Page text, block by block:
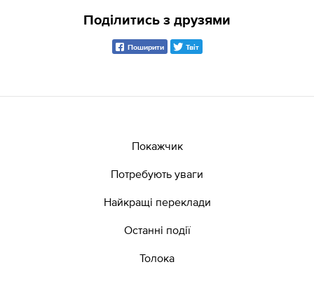
Поділитись з друзями
Поширити Твіт
Покажчик
Потребують уваги
Найкращі переклади
Останні події
Толока